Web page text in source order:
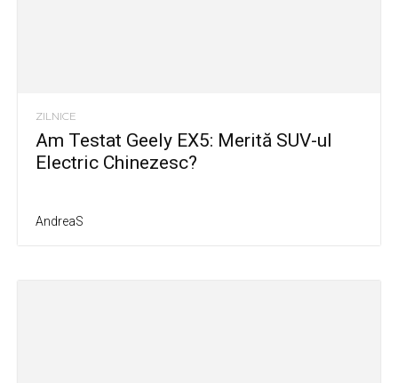
ZILNICE
Am Testat Geely EX5: Merită SUV-ul
Electric Chinezesc?
AndreaS